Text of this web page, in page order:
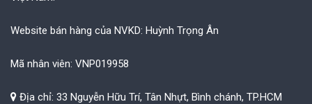
Website bán hàng của NVKD: Huỳnh Trọng Ân
Mã nhân viên: VNP019958
Địa chỉ: 33 Nguyễn Hữu Trí, Tân Nhựt, Bình chánh, TP.HCM